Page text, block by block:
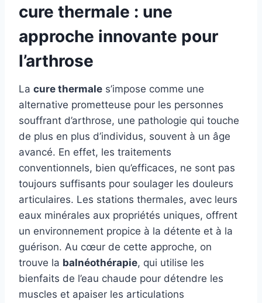
cure thermale : une
approche innovante pour
l’arthrose
La cure thermale s’impose comme une
alternative prometteuse pour les personnes
souffrant d’arthrose, une pathologie qui touche
de plus en plus d’individus, souvent à un âge
avancé. En effet, les traitements
conventionnels, bien qu’efficaces, ne sont pas
toujours suffisants pour soulager les douleurs
articulaires. Les stations thermales, avec leurs
eaux minérales aux propriétés uniques, offrent
un environnement propice à la détente et à la
guérison. Au cœur de cette approche, on
trouve la balnéothérapie, qui utilise les
bienfaits de l’eau chaude pour détendre les
muscles et apaiser les articulations